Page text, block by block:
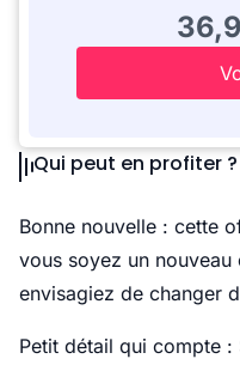
Qui peut en profiter ?
Bonne nouvelle : cette
vous soyez un nouveau
envisagiez de changer
Petit détail qui compte :